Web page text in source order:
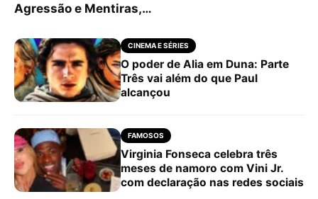
Agressão e Mentiras,…
CINEMA E SÉRIES
O poder de Alia em Duna: Parte
Três vai além do que Paul
alcançou
FAMOSOS
Virginia Fonseca celebra três
meses de namoro com Vini Jr.
com declaração nas redes sociais